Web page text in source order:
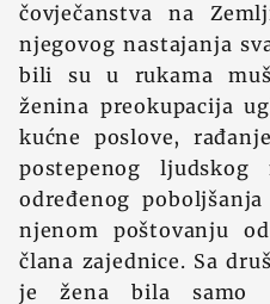
čovječanstva na
njegovog nastajanja
bili su u rukama
ženina preokupacija
kućne poslove,
postepenog
određenog
njenom poštovanju
člana zajednice. Sa
je žena bila samo